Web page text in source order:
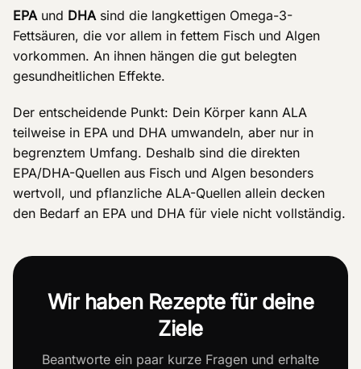
EPA und DHA sind die langkettigen Omega-3-
Fettsäuren, die vor allem in fettem Fisch und Algen
vorkommen. An ihnen hängen die gut belegten
gesundheitlichen Effekte.
Der entscheidende Punkt: Dein Körper kann ALA
teilweise in EPA und DHA umwandeln, aber nur in
begrenztem Umfang. Deshalb sind die direkten
EPA/DHA-Quellen aus Fisch und Algen besonders
wertvoll, und pflanzliche ALA-Quellen allein decken
den Bedarf an EPA und DHA für viele nicht vollständig.
Wir haben Rezepte für deine
Ziele
Beantworte ein paar kurze Fragen und erhalte